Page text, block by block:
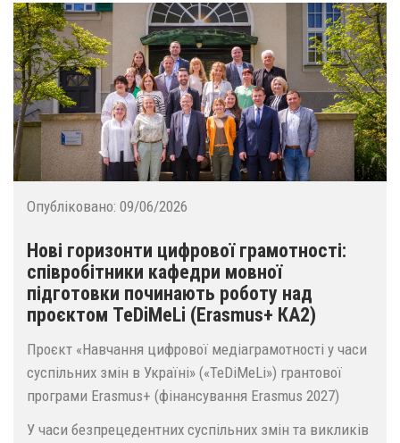
Опубліковано: 09/06/2026
Нові горизонти цифрової грамотності:
співробітники кафедри мовної
підготовки починають роботу над
проєктом TeDiMeLi (Erasmus+ КА2)
Проєкт «Навчання цифрової медіаграмотності у часи
суспільних змін в Україні» («TeDiMeLi») грантової
програми Erasmus+ (фінансування Erasmus 2027)
У часи безпрецедентних суспільних змін та викликів